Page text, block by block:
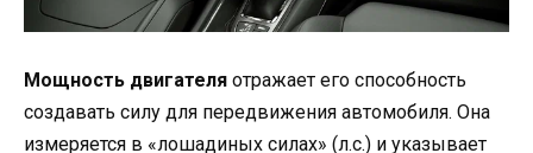
Мощность двигателя отражает его способность
создавать силу для передвижения автомобиля. Она
измеряется в «лошадиных силах» (л.с.) и указывает